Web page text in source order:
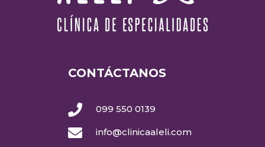
CONTÁCTANOS
 099 550 0139
 info@clinicaaleli.com